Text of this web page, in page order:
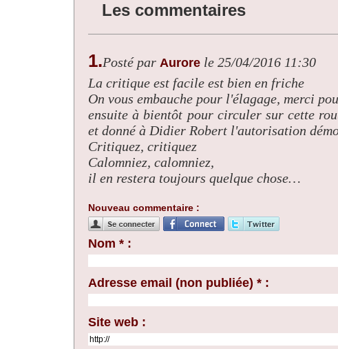
Les commentaires
1.Posté par Aurore le 25/04/2016 11:30
La critique est facile est bien en friche
On vous embauche pour l'élagage, merci
ensuite à bientôt pour circuler sur cette
et donné à Didier Robert l'autorisation
Critiquez, critiquez
Calomniez, calomniez,
il en restera toujours quelque chose…
Nouveau commentaire :
Nom * :
Adresse email (non publiée) * :
Site web :